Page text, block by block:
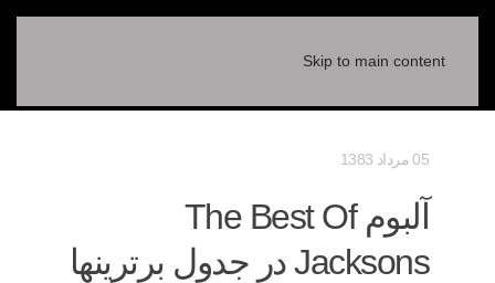
Skip to main content
05 مرداد 1383
آلبوم The Best Of
Jacksons در جدول برترینها